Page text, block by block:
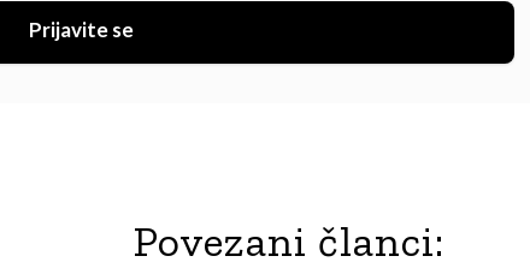
Prijavite se
Povezani članci: